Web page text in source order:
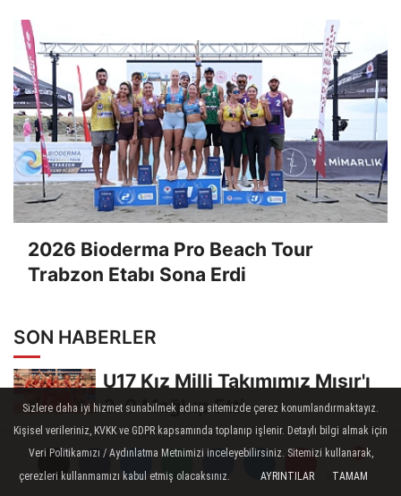
Yorumlar
Yorumlar
Yorumlar
2026 Bioderma Pro Beach Tour
Trabzon Etabı Sona Erdi
SON HABERLER
U17 Kız Milli Takımımız Mısır'ı
3-0 Mağlup Etti
U17 Erkek Milli Takımımız
Balkan İkincisi
Sizlere daha iyi hizmet sunabilmek adına sitemizde çerez konumlandırmaktayız.
Kişisel verileriniz, KVKK ve GDPR kapsamında toplanıp işlenir. Detaylı bilgi almak için
Veri Politikamızı / Aydınlatma Metnimizi inceleyebilirsiniz. Sitemizi kullanarak,
çerezleri kullanmamızı kabul etmiş olacaksınız.
AYRINTILAR TAMAM